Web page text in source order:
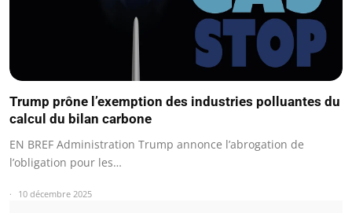
Trump prône l’exemption des industries polluantes du
calcul du bilan carbone
EN BREF Administration Trump annonce l’abrogation de
l’obligation pour les…
10 décembre 2025